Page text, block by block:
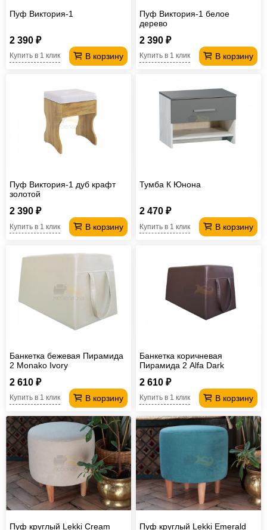
Пуф Виктория-1
2 390 ₽
В корзину
Купить в 1 клик
Пуф Виктория-1 белое
дерево
2 390 ₽
В корзину
Купить в 1 клик
Пуф Виктория-1 дуб крафт
золотой
2 390 ₽
В корзину
Купить в 1 клик
Тумба К Юнона
2 470 ₽
В корзину
Купить в 1 клик
Банкетка бежевая Пирамида
2 Monako Ivory
2 610 ₽
В корзину
Купить в 1 клик
Банкетка коричневая
Пирамида 2 Alfa Dark
2 610 ₽
В корзину
Купить в 1 клик
Пуф круглый Lekki Cream Пуф круглый Lekki Emerald